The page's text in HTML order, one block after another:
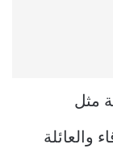
مثل
والعائلة